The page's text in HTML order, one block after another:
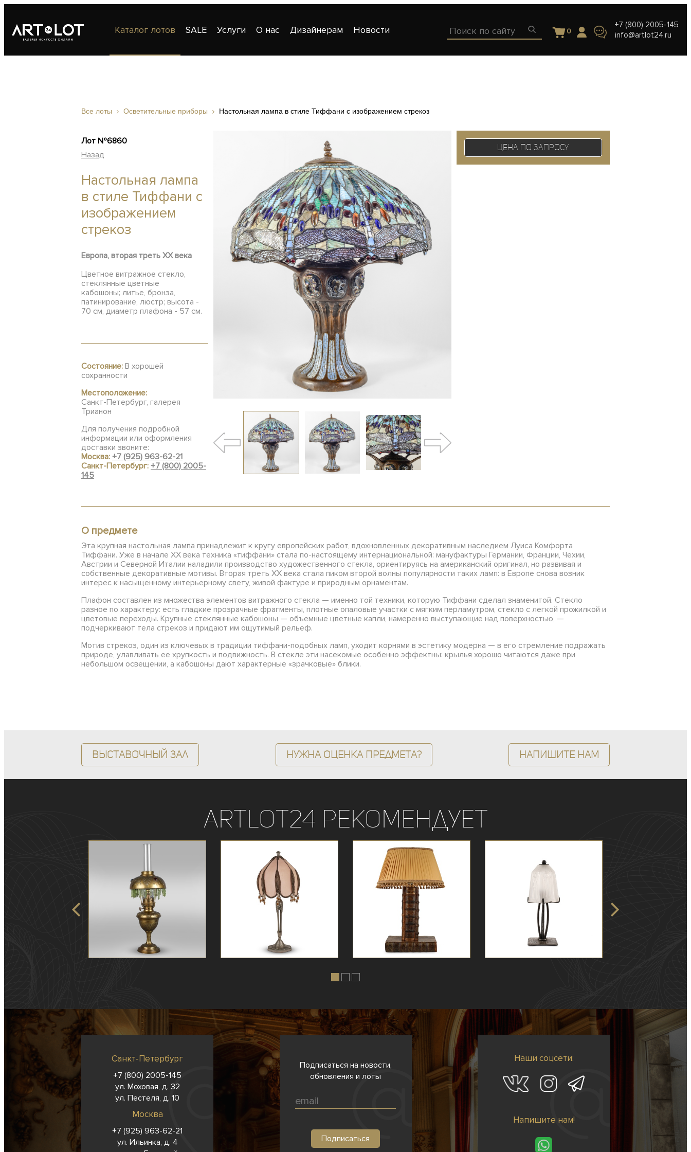
Каталог лотов SALE Услуги О нас Дизайнерам Новости 0
+7 (800) 2005-145
info@artlot24.ru
Все лоты Осветительные приборы Настольная лампа в стиле Тиффани с изображением стрекоз
Лот №6860
Назад
Настольная лампа
в стиле Тиффани с
изображением
стрекоз
Европа, вторая треть XX века
Цветное витражное стекло,
стеклянные цветные
кабошоны; литье, бронза,
патинирование, люстр; высота -
70 см, диаметр плафона - 57 см.
Состояние: В хорошей
сохранности
Местоположение:
Санкт-Петербург, галерея
Трианон
Для получения подробной
информации или оформления
доставки звоните:
Москва: +7 (925) 963-62-21
Санкт-Петербург: +7 (800) 2005-
145
Цена по запросу
О предмете
Эта крупная настольная лампа принадлежит к кругу европейских работ, вдохновленных декоративным наследием Луиса Комфорта
Тиффани. Уже в начале XX века техника «тиффани» стала по-настоящему интернациональной: мануфактуры Германии, Франции, Чехии,
Австрии и Северной Италии наладили производство художественного стекла, ориентируясь на американский оригинал, но развивая и
собственные декоративные мотивы. Вторая треть XX века стала пиком второй волны популярности таких ламп: в Европе снова возник
интерес к насыщенному интерьерному свету, живой фактуре и природным орнаментам.
Плафон составлен из множества элементов витражного стекла — именно той техники, которую Тиффани сделал знаменитой. Стекло
разное по характеру: есть гладкие прозрачные фрагменты, плотные опаловые участки с мягким перламутром, стекло с легкой прожилкой и
цветовые переходы. Крупные стеклянные кабошоны — объемные цветные капли, намеренно выступающие над поверхностью, —
подчеркивают тела стрекоз и придают им ощутимый рельеф.
Мотив стрекоз, один из ключевых в традиции тиффани-подобных ламп, уходит корнями в эстетику модерна — в его стремление подражать
природе, улавливать ее хрупкость и подвижность. В стекле эти насекомые особенно эффектны: крылья хорошо читаются даже при
небольшом освещении, а кабошоны дают характерные «зрачковые» блики.
Выставочный зал Нужна оценка предмета? Напишите нам
ArtLot24 рекомендует
Санкт-Петербург
+7 (800) 2005-145
ул. Моховая, д. 32
ул. Пестеля, д. 10
Москва
+7 (925) 963-62-21
ул. Ильинка, д. 4
Подписаться на новости,
обновления и лоты
Наши соцсети:
Напишите нам!